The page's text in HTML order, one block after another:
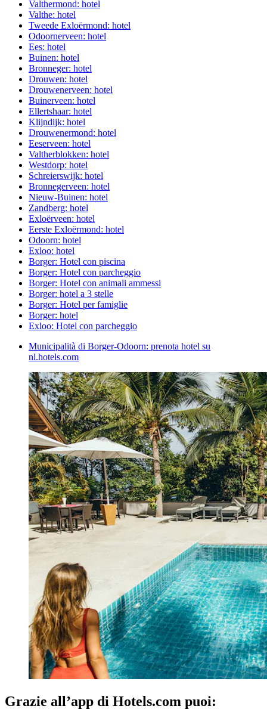
Valthermond: hotel
Valthe: hotel
Tweede Exloërmond: hotel
Odoornerveen: hotel
Ees: hotel
Buinen: hotel
Bronneger: hotel
Drouwen: hotel
Drouwenerveen: hotel
Buinerveen: hotel
Ellertshaar: hotel
Klijndijk: hotel
Drouwenermond: hotel
Eeserveen: hotel
Valtherblokken: hotel
Westdorp: hotel
Schreierswijk: hotel
Bronnegerveen: hotel
Nieuw-Buinen: hotel
Zandberg: hotel
Exloërveen: hotel
Eerste Exloërmond: hotel
Odoorn: hotel
Exloo: hotel
Borger: Hotel con piscina
Borger: Hotel con parcheggio
Borger: Hotel con animali ammessi
Borger: hotel a 3 stelle
Borger: Hotel per famiglie
Borger: hotel
Exloo: Hotel con parcheggio
Municipalità di Borger-Odoorn: prenota hotel su
nl.hotels.com
Grazie all’app di Hotels.com puoi: